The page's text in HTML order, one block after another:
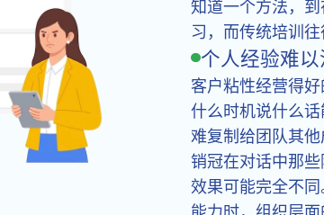
知道一个方法，
习，而传统培训
个人经验难
客户粘性经营得
什么时机说什么
难复制给团队其
销冠在对话中那
效果可能完全不
能力时，组织层